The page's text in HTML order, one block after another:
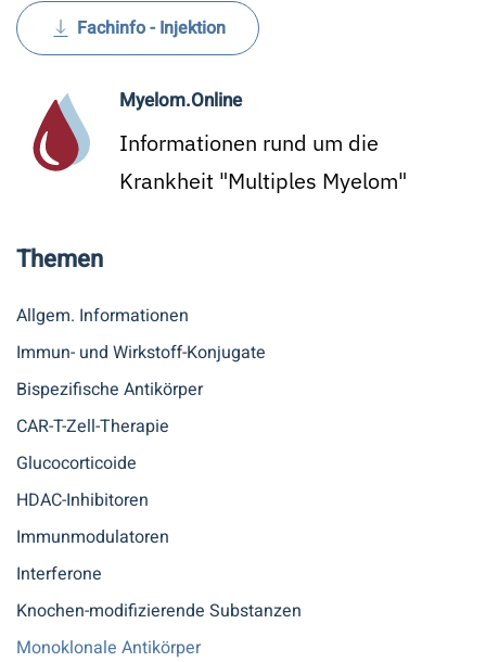
Fachinfo - Injektion
Myelom.Online
Informationen rund um die
Krankheit "Multiples Myelom"
Themen
Allgem. Informationen
Immun- und Wirkstoff-Konjugate
Bispezifische Antikörper
CAR-T-Zell-Therapie
Glucocorticoide
HDAC-Inhibitoren
Immunmodulatoren
Interferone
Knochen-modifizierende Substanzen
Monoklonale Antikörper